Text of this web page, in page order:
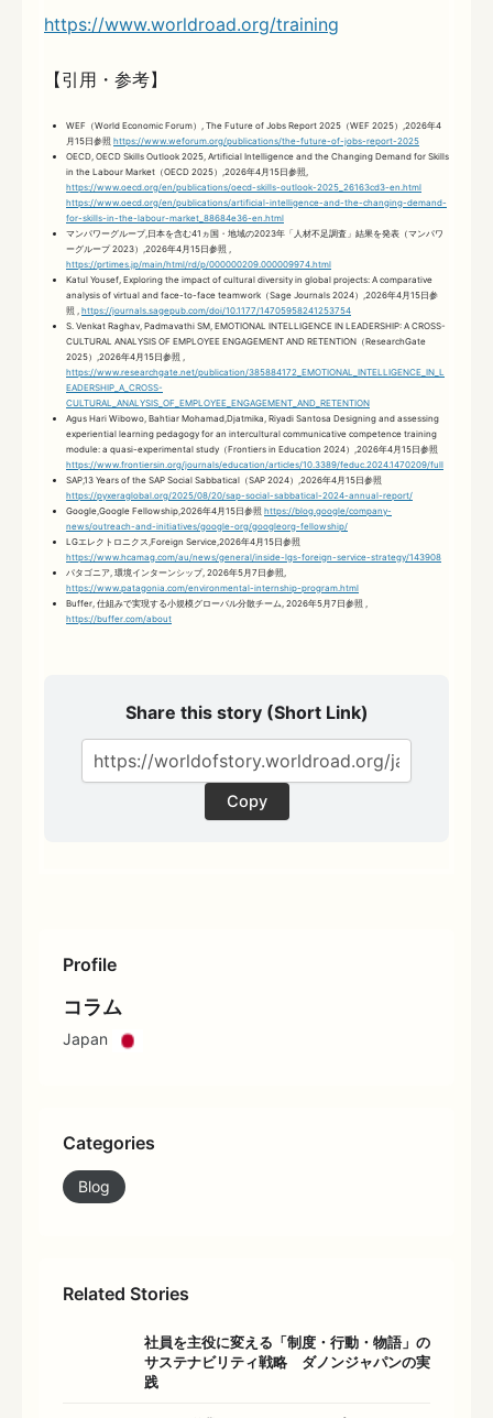
Profile
コラム
Japan
Categories
Blog
Related Stories
社員を主役に変える「制度・行動・物語」の
サステナビリティ戦略 ダノンジャパンの実
践
https://www.worldroad.org/training
【引用・参考】
WEF（World Economic Forum）, The Future of Jobs Report 2025（WEF 2025）,2026年4
月15日参照 https://www.weforum.org/publications/the-future-of-jobs-report-2025
OECD, OECD Skills Outlook 2025, Artificial Intelligence and the Changing Demand for Skills
in the Labour Market（OECD 2025）,2026年4月15日参照,
https://www.oecd.org/en/publications/oecd-skills-outlook-2025_26163cd3-en.html
https://www.oecd.org/en/publications/artificial-intelligence-and-the-changing-demand-
for-skills-in-the-labour-market_88684e36-en.html
マンパワーグループ,日本を含む41ヵ国・地域の2023年「人材不足調査」結果を発表（マンパワ
ーグループ 2023）,2026年4月15日参照 ,
https://prtimes.jp/main/html/rd/p/000000209.000009974.html
Katul Yousef, Exploring the impact of cultural diversity in global projects: A comparative
analysis of virtual and face-to-face teamwork（Sage Journals 2024）,2026年4月15日参
照 , https://journals.sagepub.com/doi/10.1177/14705958241253754
S. Venkat Raghav, Padmavathi SM, EMOTIONAL INTELLIGENCE IN LEADERSHIP: A CROSS-
CULTURAL ANALYSIS OF EMPLOYEE ENGAGEMENT AND RETENTION（ResearchGate
2025）,2026年4月15日参照 ,
https://www.researchgate.net/publication/385884172_EMOTIONAL_INTELLIGENCE_IN_L
EADERSHIP_A_CROSS-
CULTURAL_ANALYSIS_OF_EMPLOYEE_ENGAGEMENT_AND_RETENTION
Agus Hari Wibowo, Bahtiar Mohamad,Djatmika, Riyadi Santosa Designing and assessing
experiential learning pedagogy for an intercultural communicative competence training
module: a quasi-experimental study（Frontiers in Education 2024）,2026年4月15日参照
https://www.frontiersin.org/journals/education/articles/10.3389/feduc.2024.1470209/full
SAP,13 Years of the SAP Social Sabbatical（SAP 2024）,2026年4月15日参照
https://pyxeraglobal.org/2025/08/20/sap-social-sabbatical-2024-annual-report/
Google,Google Fellowship,2026年4月15日参照 https://blog.google/company-
news/outreach-and-initiatives/google-org/googleorg-fellowship/
LGエレクトロニクス,Foreign Service,2026年4月15日参照
https://www.hcamag.com/au/news/general/inside-lgs-foreign-service-strategy/143908
パタゴニア, 環境インターンシップ, 2026年5月7日参照,
https://www.patagonia.com/environmental-internship-program.html
Buffer, 仕組みで実現する小規模グローバル分散チーム, 2026年5月7日参照 ,
https://buffer.com/about
Share this story (Short Link)
Copy